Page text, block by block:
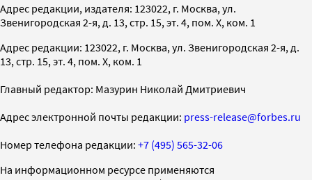
Адрес редакции, издателя: 123022, г. Москва, ул.
Звенигородская 2-я, д. 13, стр. 15, эт. 4, пом. X, ком. 1
Адрес редакции: 123022, г. Москва, ул. Звенигородская 2-я, д.
13, стр. 15, эт. 4, пом. X, ком. 1
Главный редактор: Мазурин Николай Дмитриевич
Адрес электронной почты редакции: press-release@forbes.ru
Номер телефона редакции: +7 (495) 565-32-06
На информационном ресурсе применяются